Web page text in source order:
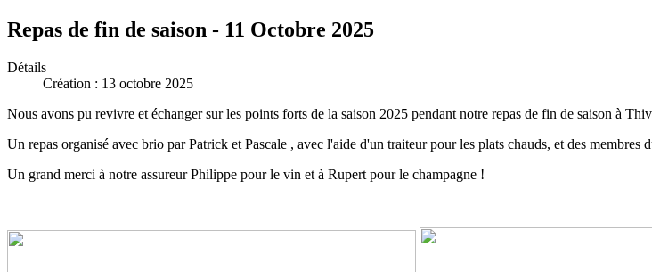
Repas de fin de saison - 11 Octobre 2025
Détails
Création : 13 octobre 2025
Nous avons pu revivre et échanger sur les points forts de la saison 2025 pendant notre repas de fin de saison à
Un repas organisé avec brio par Patrick et Pascale , avec l'aide d'un traiteur pour les plats chauds, et des membres
Un grand merci à notre assureur Philippe pour le vin et à Rupert pour le champagne !